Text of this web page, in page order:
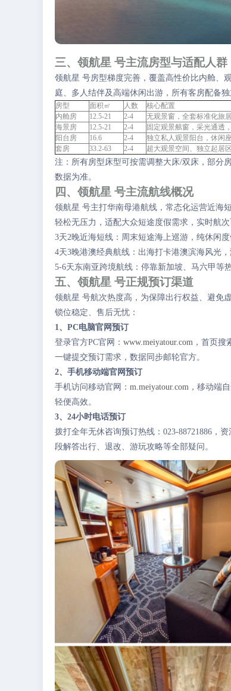
三、领航星 号主流房型与适配人群
领航星 号房型梯度完善，覆盖高性价比内舱、
庭、多人结伴及高端休闲出游，所有客房配备
房型 面积㎡ 人数 核心配置
内舱房
12.5-21 2-4 无观景窗，全套标准化旅
海景房
12.5-21 2-4 固定观景舷窗，采光通透
阳台房
16.6 2-4 独立私人观景阳台，休闲
套房
33.2-63 2-4 超大观景空间、独立起居
注：所有房型床型可按需调整大床/双床，部分
数据为准。
四、领航星 号主流航线概况
领航星 号主打华南母港航线，常态化运营近海
轻松无压力，适配大众短途度假需求，实时航
3天2晚近海短线：周末短途海上巡游，纯休闲
4天3晚港澳经典航线：出海打卡港澳滨海风光
5-6天东南亚跨境航线：停靠新加坡、马六甲等
五、领航星 号正规预订渠道
领航星 号航次热度高，为保障出行权益、避免
锁位稳定、售后无忧：
1、PC电脑官网预订
登录官方PC官网： www.meiyatour.com ，首页
一键提交预订需求，数据同步邮轮官方。
2、手机移动端官网预订
手机访问移动官网： m.meiyatour.com ，移动端
轻便高效。
3、24小时电话预订
拨打全年无休咨询预订热线：023-88721886，
段解答出行、退改、游玩攻略等全部疑问。